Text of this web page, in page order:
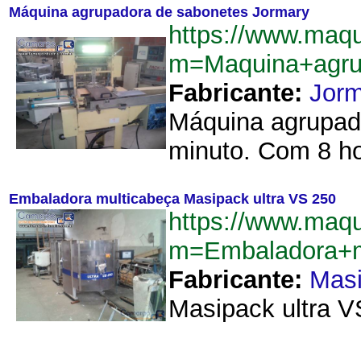
Máquina agrupadora de sabonetes Jormary
https://
Fabricante:
Máquina
minuto. Com 8
Embaladora multicabeça Masipack ultra VS 250
https://
Fabricante:
Masipack ultra